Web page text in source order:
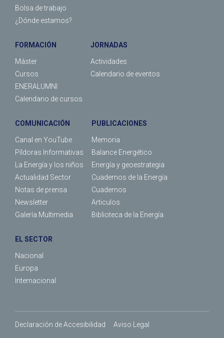
Bolsa de trabajo
¿Dónde estamos?
FORMACIÓN
Máster
Cursos
ENERALUMNI
Calendario de cursos
JORNADAS
Actividades
Calendario de eventos
COMUNICACIÓN
Canal en YouTube
Píldoras Informativas
La Energía y los niños
Actualidad Sector
Notas de prensa
Newsletter
Galería Multimedia
PUBLICACIONES
Memoria
Balance Energético
Energía y geoestrategia
Cuadernos de la Energía
Cuadernos
Articulos
Biblioteca de la Energía
EL SECTOR
Nacional
Europa
Internacional
Declaración de Accesibilidad Aviso Legal